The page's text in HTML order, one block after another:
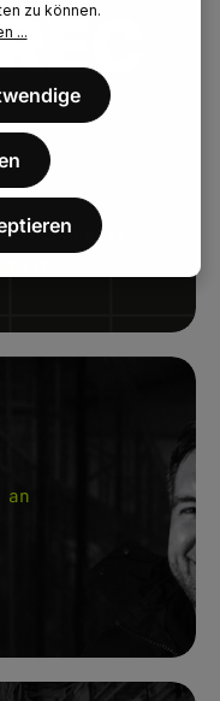
zu können.
...